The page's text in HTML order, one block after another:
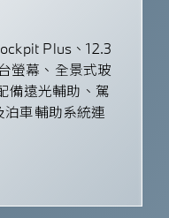
Plus、12.3
螢幕、全景式玻
備遠光輔助、駕
車輔助系統連